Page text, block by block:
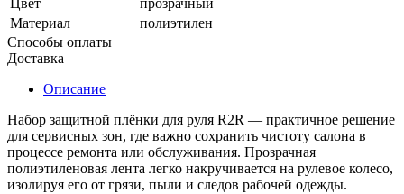
Цвет
прозрачный
Материал
полиэтилен
Способы оплаты
Доставка
Описание
Набор защитной плёнки для руля R2R — практичное решение
для сервисных зон, где важно сохранить чистоту салона в
процессе ремонта или обслуживания. Прозрачная
полиэтиленовая лента легко накручивается на рулевое колесо,
изолируя его от грязи, пыли и следов рабочей одежды.